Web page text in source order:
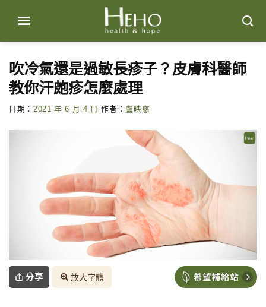
content
吹冷氣還是過敏長疹子？皮膚科醫師
教你汗皰疹怎麼處理
日期： 2021 年 6 月 4 日 作者： 盧映慈
分享 放大字體